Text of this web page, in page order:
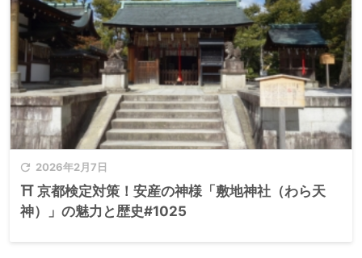
 2026年2月7日
⛩️ 京都検定対策！安産の神様「敷地神社（わら天
神）」の魅力と歴史#1025